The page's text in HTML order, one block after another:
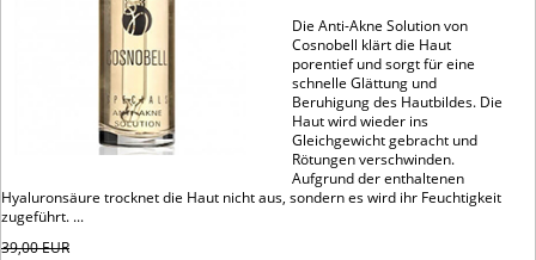
Die Anti-Akne Solution von
Cosnobell klärt die Haut
porentief und sorgt für eine
schnelle Glättung und
Beruhigung des Hautbildes. Die
Haut wird wieder ins
Gleichgewicht gebracht und
Rötungen verschwinden.
Aufgrund der enthaltenen
Hyaluronsäure trocknet die Haut nicht aus, sondern es wird ihr Feuchtigkeit
zugeführt. ...
39,00EUR